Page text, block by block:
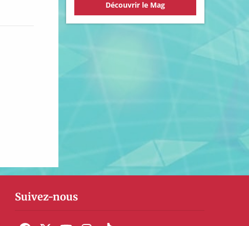
Découvrir le Mag
Suivez-nous